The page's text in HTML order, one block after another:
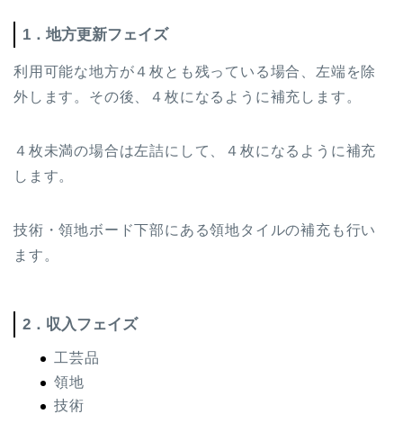
1．地方更新フェイズ
利用可能な地方が４枚とも残っている場合、左端を除
外します。その後、４枚になるように補充します。
４枚未満の場合は左詰にして、４枚になるように補充
します。
技術・領地ボード下部にある領地タイルの補充も行い
ます。
2．収入フェイズ
工芸品
領地
技術